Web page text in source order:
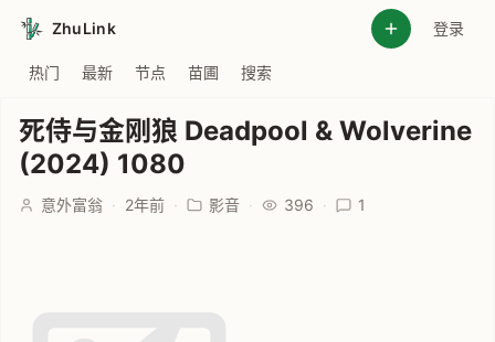
ZhuLink 登录
热门 最新 节点 苗圃 搜索
死侍与金刚狼 Deadpool & Wolverine
(2024) 1080
意外富翁 · 2年前 · 影音 · 396 · 1